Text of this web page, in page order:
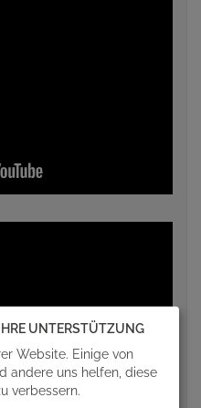
UNTERSTÜTZUNG
Website. Einige von
andere uns helfen, diese
verbessern.